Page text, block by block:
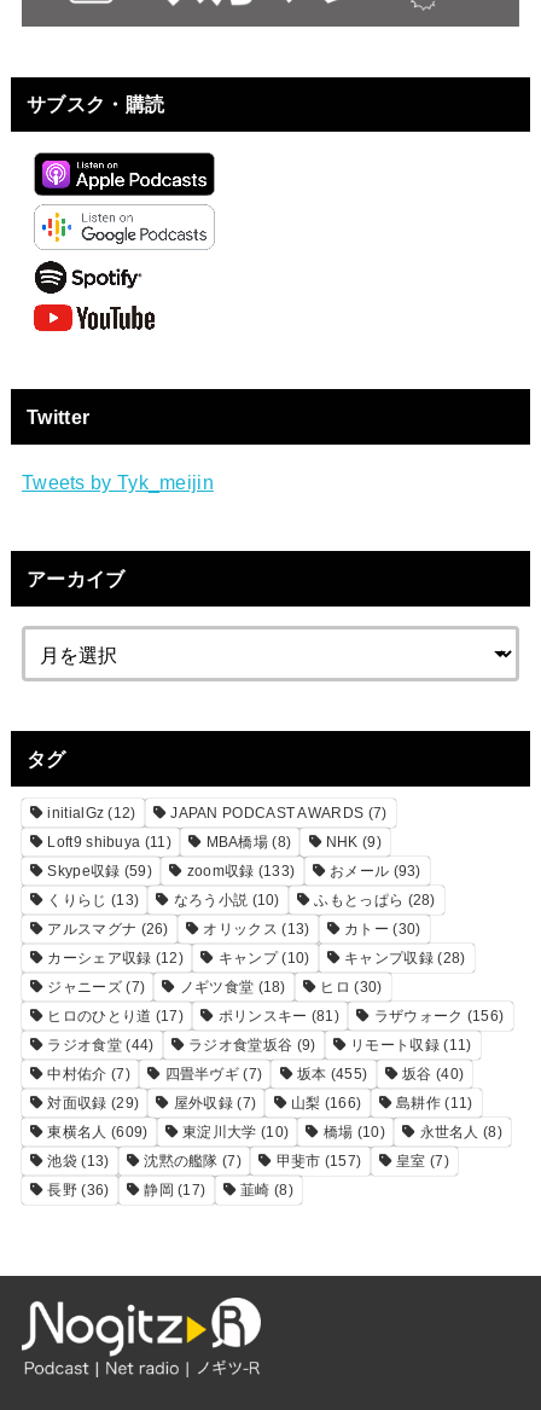
サブスク・購読
Twitter
Tweets by Tyk_meijin
アーカイブ
タグ
initialGz (12) JAPAN PODCAST AWARDS (7)
Loft9 shibuya (11) MBA橋場 (8) NHK (9)
Skype収録 (59) zoom収録 (133) おメール (93)
くりらじ (13) なろう小説 (10) ふもとっぱら (28)
アルスマグナ (26) オリックス (13) カトー (30)
カーシェア収録 (12) キャンプ(10) キャンプ収録(28)
ジャニーズ(7) ノギツ食堂 (18) ヒロ (30)
ヒロのひとり道 (17) ポリンスキー (81) ラザウォーク (156)
ラジオ食堂(44) ラジオ食堂坂谷 (9) リモート収録(11)
中村佑介 (7) 四畳半ヴギ (7) 坂本 (455) 坂谷 (40)
対面収録 (29) 屋外収録 (7) 山梨 (166) 島耕作(11)
東横名人 (609) 東淀川大学 (10) 橋場 (10) 永世名人 (8)
池袋 (13) 沈黙の艦隊 (7) 甲斐市 (157) 皇室 (7)
長野 (36) 静岡 (17) 韮崎 (8)